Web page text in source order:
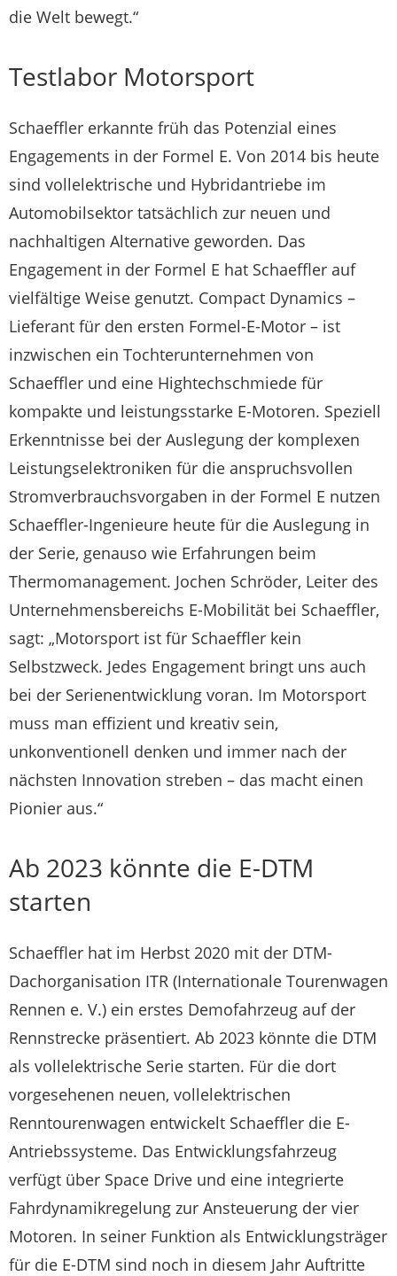
die Welt bewegt.“
Testlabor Motorsport
Schaeffler erkannte früh das Potenzial eines
Engagements in der Formel E. Von 2014 bis heute
sind vollelektrische und Hybridantriebe im
Automobilsektor tatsächlich zur neuen und
nachhaltigen Alternative geworden. Das
Engagement in der Formel E hat Schaeffler auf
vielfältige Weise genutzt. Compact Dynamics –
Lieferant für den ersten Formel-E-Motor – ist
inzwischen ein Tochterunternehmen von
Schaeffler und eine Hightechschmiede für
kompakte und leistungsstarke E-Motoren. Speziell
Erkenntnisse bei der Auslegung der komplexen
Leistungselektroniken für die anspruchsvollen
Stromverbrauchsvorgaben in der Formel E nutzen
Schaeffler-Ingenieure heute für die Auslegung in
der Serie, genauso wie Erfahrungen beim
Thermomanagement. Jochen Schröder, Leiter des
Unternehmensbereichs E-Mobilität bei Schaeffler,
sagt: „Motorsport ist für Schaeffler kein
Selbstzweck. Jedes Engagement bringt uns auch
bei der Serienentwicklung voran. Im Motorsport
muss man effizient und kreativ sein,
unkonventionell denken und immer nach der
nächsten Innovation streben – das macht einen
Pionier aus.“
Ab 2023 könnte die E-DTM
starten
Schaeffler hat im Herbst 2020 mit der DTM-
Dachorganisation ITR (Internationale Tourenwagen
Rennen e. V.) ein erstes Demofahrzeug auf der
Rennstrecke präsentiert. Ab 2023 könnte die DTM
als vollelektrische Serie starten. Für die dort
vorgesehenen neuen, vollelektrischen
Renntourenwagen entwickelt Schaeffler die E-
Antriebssysteme. Das Entwicklungsfahrzeug
verfügt über Space Drive und eine integrierte
Fahrdynamikregelung zur Ansteuerung der vier
Motoren. In seiner Funktion als Entwicklungsträger
für die E-DTM sind noch in diesem Jahr Auftritte